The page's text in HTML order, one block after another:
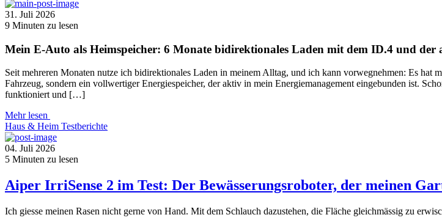
31. Juli 2026
9 Minuten zu lesen
Mein E-Auto als Heimspeicher: 6 Monate bidirektionales Laden mit dem ID.4 und der
Seit mehreren Monaten nutze ich bidirektionales Laden in meinem Alltag, und ich kann vorwegnehmen: Es
Fahrzeug, sondern ein vollwertiger Energiespeicher, der aktiv in mein Energiemanagement eingebunden ist.
funktioniert und […]
Mehr lesen
Haus & Heim Testberichte
04. Juli 2026
5 Minuten zu lesen
Aiper IrriSense 2 im Test: Der Bewässerungsroboter, der meinen
Ich giesse meinen Rasen nicht gerne von Hand. Mit dem Schlauch dazustehen, die Fläche gleichmässig zu